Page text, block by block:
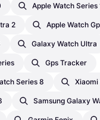
Apple Watch Series
2 Apple Watch
Galaxy Watch Ultra
Gps Tracker
Series 8 Xiaomi
Samsung Galaxy